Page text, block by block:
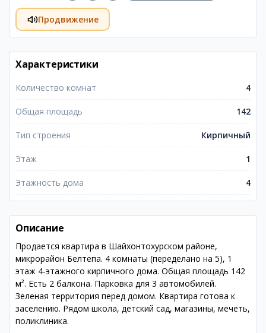
Продвижение
Характеристики
Количество комнат 4
Общая площадь 142
Тип строения Кирпичный
Этаж 1
Этажность дома 4
Описание
Продается квартира в Шайхонтохурском районе,
микрорайон Белтепа. 4 комнаты (переделано на 5), 1
этаж 4-этажного кирпичного дома. Общая площадь 142
м². Есть 2 балкона. Парковка для 3 автомобилей.
Зеленая территория перед домом. Квартира готова к
заселению. Рядом школа, детский сад, магазины, мечеть,
поликлиника.